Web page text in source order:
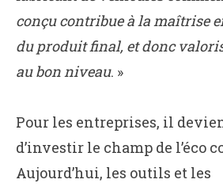
conçu contribue à la maîtrise
du produit final, et donc
au bon niveau. »
Pour les entreprises, il
d’investir le champ de l’éco
Aujourd’hui, les outils et les